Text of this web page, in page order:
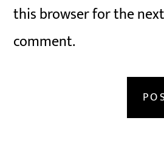
this browser for the
comment.